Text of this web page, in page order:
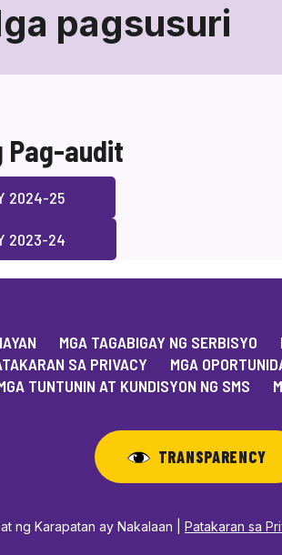
pagsusuri
Mga
pagsusuri
Pag-audit
2024-25
2023-24
MGA TAGABIGAY NG SERBISYO
SA PRIVACY
MGA
TUNTUNIN AT KUNDISYON NG SMS
TRANSPARENCY
ng Karapatan ay Nakalaan | Patakaran sa